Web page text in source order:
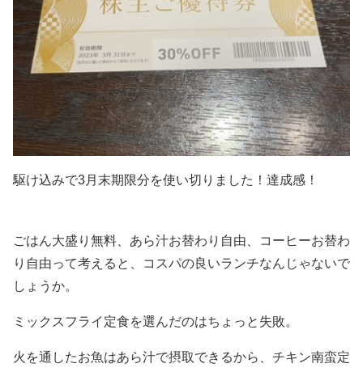
駆け込みで3月末期限分を使い切りました！達成感！
ごはん大盛り無料、あら汁お替わり自由、コーヒーお替わ
り自由って考えると、コスパの良いランチなんじゃないで
しょうか。
ミックスフライ定食を選んだのはちょっと失敗。
火を通したお魚はあら汁で摂取できるから、チキン南蛮定